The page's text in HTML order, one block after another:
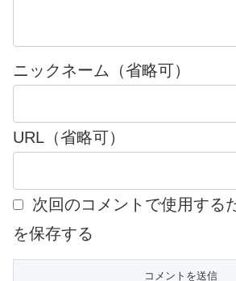
ニックネーム（省略可）
URL（省略可）
次回のコメントで使用する
を保存する